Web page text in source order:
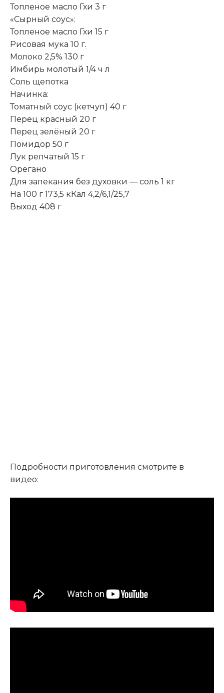
Топленое масло Гхи 3 г
«Сырный соус»:
Топленое масло Гхи 15 г
Рисовая мука 10 г.
Молоко 2,5% 130 г
Имбирь молотый 1/4 ч л
Соль щепотка
Начинка:
Томатный соус (кетчуп) 40 г
Перец красный 20 г
Перец зелёный 20 г
Помидор 50 г
Лук репчатый 15 г
Орегано
Для запекания без духовки — соль 1 кг
На 100 г 173,5 кКал 4,2/6,1/25,7
Выход 408 г
Подробности приготовления смотрите в
видео: